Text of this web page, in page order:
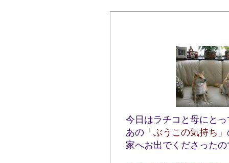
今日はラチコと母にと
あの 「ぶうこの気持ち」
家へお出でくださった